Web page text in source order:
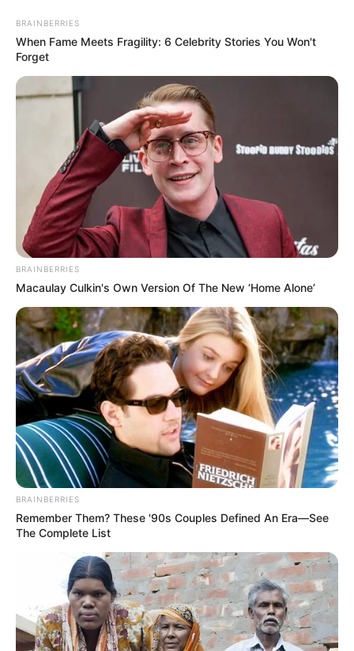
HOME
BRAINBERRIES
When Fame Meets Fragility: 6 Celebrity Stories You Won't
Forget
BRAINBERRIES
Macaulay Culkin's Own Version Of The New ‘Home Alone’
BRAINBERRIES
Remember Them? These '90s Couples Defined An Era—See
The Complete List